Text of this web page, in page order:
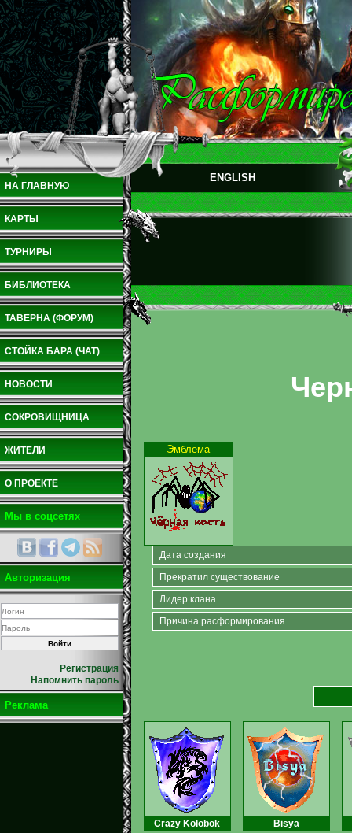
НА ГЛАВНУЮ
КАРТЫ
ТУРНИРЫ
БИБЛИОТЕКА
ТАВЕРНА (ФОРУМ)
СТОЙКА БАРА (ЧАТ)
НОВОСТИ
СОКРОВИЩНИЦА
ЖИТЕЛИ
О ПРОЕКТЕ
Мы в соцсетях
Авторизация
Регистрация
Напомнить пароль
Реклама
ENGLISH
Эмблема
Дата создания
Прекратил существование
Лидер клана
Причина расформирования
Crazy Kolobok Bisya